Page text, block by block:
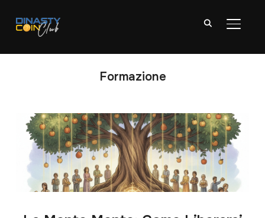
APRI/
Formazione